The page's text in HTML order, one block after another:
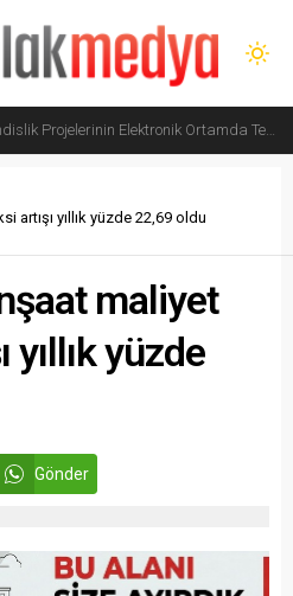
Mimarlık Ve Mühendislik Projelerinin Elektronik Ortamda Teslimi Ve Yönetilmesi Hakkında Yönetmelik yayımlandı
artışı yıllık yüzde 22,69 oldu
maliyet
yıllık yüzde
Gönder